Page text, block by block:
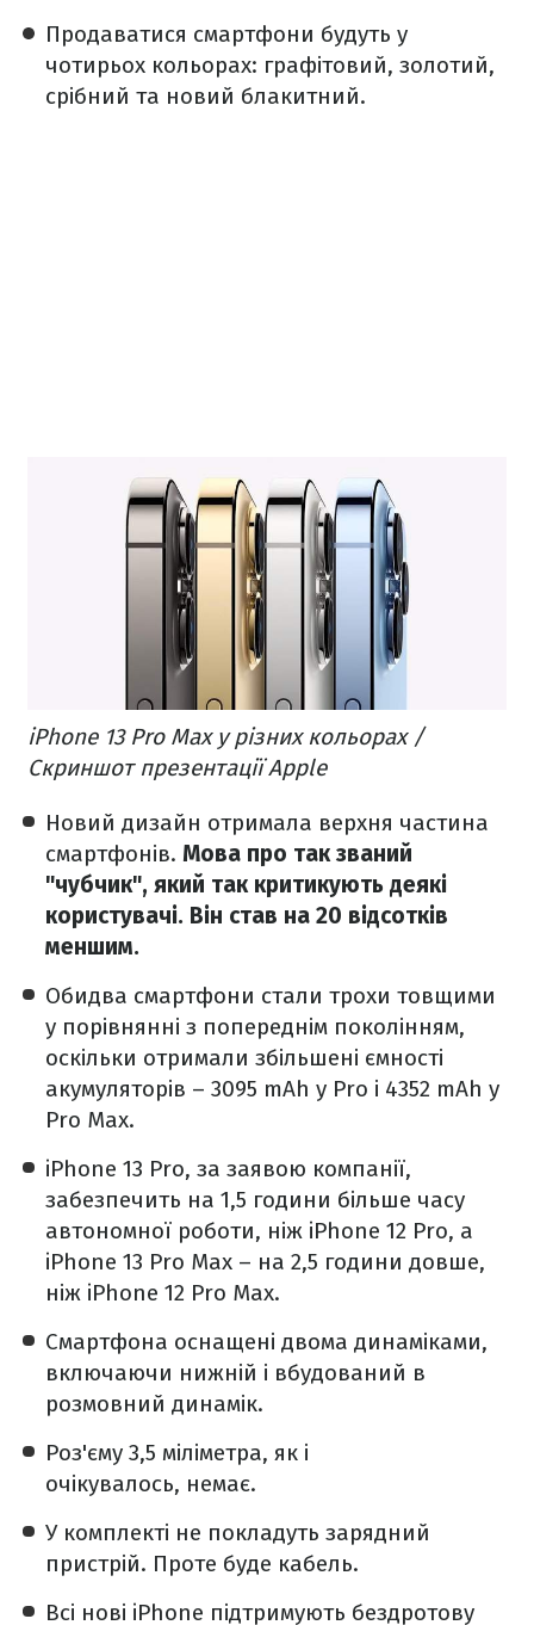
Продаватися смартфони будуть у
чотирьох кольорах: графітовий, золотий,
срібний та новий блакитний.
iPhone 13 Pro Max у різних кольорах /
Скриншот презентації Apple
Новий дизайн отримала верхня частина
смартфонів. Мова про так званий
"чубчик", який так критикують деякі
користувачі. Він став на 20 відсотків
меншим.
Обидва смартфони стали трохи товщими
у порівнянні з попереднім поколінням,
оскільки отримали збільшені ємності
акумуляторів – 3095 mAh у Pro і 4352 mAh у
Pro Max.
iPhone 13 Pro, за заявою компанії,
забезпечить на 1,5 години більше часу
автономної роботи, ніж iPhone 12 Pro, а
iPhone 13 Pro Max – на 2,5 години довше,
ніж iPhone 12 Pro Max.
Смартфона оснащені двома динаміками,
включаючи нижній і вбудований в
розмовний динамік.
Роз'єму 3,5 міліметра, як і
очікувалось, немає.
У комплекті не покладуть зарядний
пристрій. Проте буде кабель.
Всі нові iPhone підтримують бездротову